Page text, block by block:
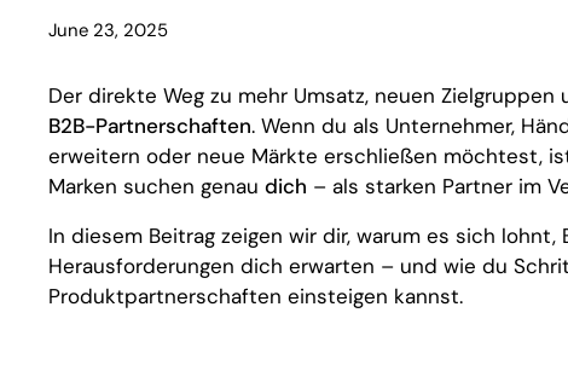
June 23, 2025
Der direkte Weg zu mehr Umsatz, neuen
B2B-Partnerschaften. Wenn du als Unternehmer,
erweitern oder neue Märkte erschließen möchtest,
Marken suchen genau dich – als starken Partner im
In diesem Beitrag zeigen wir dir, warum es sich
Herausforderungen dich erwarten – und wie du
Produktpartnerschaften einsteigen kannst.